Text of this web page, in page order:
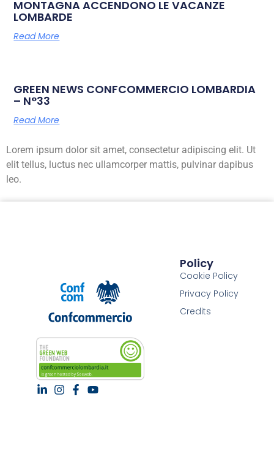
MONTAGNA ACCENDONO LE VACANZE
LOMBARDE
Read More
GREEN NEWS CONFCOMMERCIO LOMBARDIA
– N°33
Read More
Lorem ipsum dolor sit amet, consectetur adipiscing elit. Ut
elit tellus, luctus nec ullamcorper mattis, pulvinar dapibus
leo.
Policy
Cookie Policy
Privacy Policy
Credits